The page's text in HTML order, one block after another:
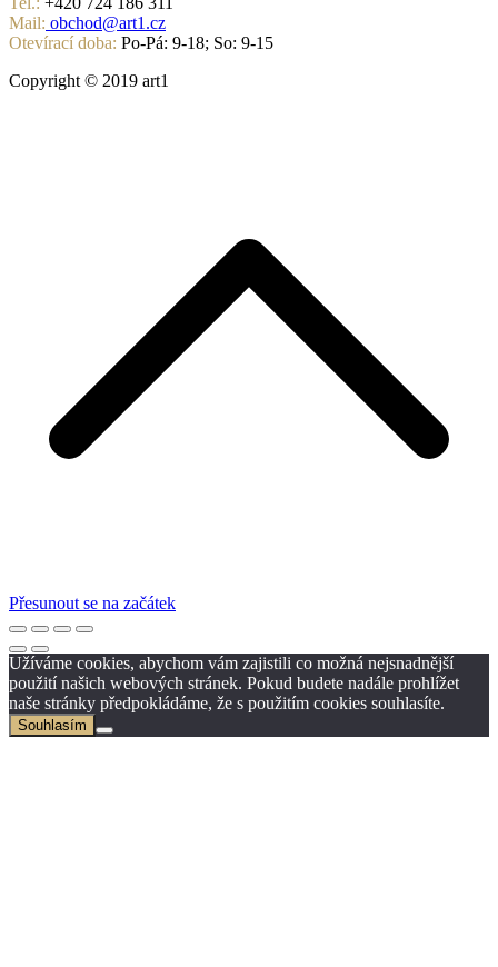
Mail: obchod@art1.cz
Otevírací doba: Po-Pá: 9-18; So: 9-15
Copyright © 2019 art1
Přesunout se na začátek
Užíváme cookies, abychom vám zajistili co možná nejsnadnější
použití našich webových stránek. Pokud budete nadále prohlížet
naše stránky předpokládáme, že s použitím cookies souhlasíte.
Souhlasím